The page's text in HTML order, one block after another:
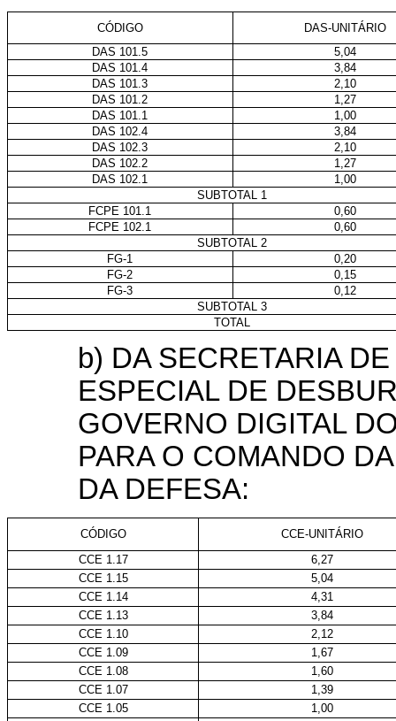
CÓDIGO
DAS-UNITÁRIO
DAS 101.5
5,04
DAS 101.4
3,84
DAS 101.3
2,10
DAS 101.2
1,27
DAS 101.1
1,00
DAS 102.4
3,84
DAS 102.3
2,10
DAS 102.2
1,27
DAS 102.1
1,00
SUBTOTAL 1
FCPE 101.1
0,60
FCPE 102.1
0,60
SUBTOTAL 2
FG-1
0,20
FG-2
0,15
FG-3
0,12
SUBTOTAL 3
TOTAL
b) DA SECRETARIA
ESPECIAL DE
GOVERNO DIGITAL
PARA O COMANDO
DA DEFESA:
CÓDIGO
CCE-UNITÁRIO
CCE 1.17
6,27
CCE 1.15
5,04
CCE 1.14
4,31
CCE 1.13
3,84
CCE 1.10
2,12
CCE 1.09
1,67
CCE 1.08
1,60
CCE 1.07
1,39
CCE 1.05
1,00